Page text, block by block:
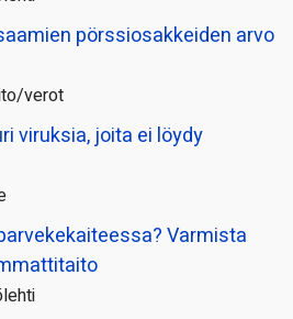
pörssi­osakkeiden arvo
verot
viruksia, joita ei löydy
Varmista